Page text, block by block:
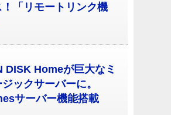
！「リモートリンク機
DISK Homeが巨大なミ
ックサーバーに。
サーバー機能搭載